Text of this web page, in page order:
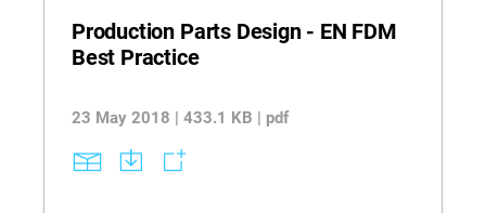
Digital ABS) | Rubber-Like.
Production Parts Design - EN FDM
Best Practice
23 May 2018 | 433.1 KB | pdf